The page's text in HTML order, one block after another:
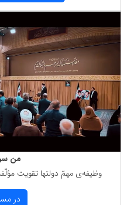
من
وظیفه‌ی مهمّ دولتها تقویت
در